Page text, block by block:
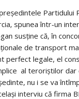
Partidului
spunea într-un
susține că, în
de transport
perfect legale, el
al teroriștilor dar
nu i se va
interviu că firma